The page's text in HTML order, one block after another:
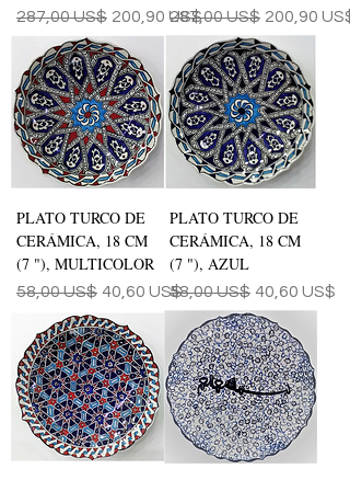
Precio
287,00 US$ Precio de oferta
200,90 US$
Precio
287,00 US$ Precio de
200,90 US$
PLATO TURCO DE
CERÁMICA, 18 CM
(7 "), MULTICOLOR
Precio
58,00 US$ Precio de oferta
40,60 US$
PLATO TURCO DE
CERÁMICA, 18 CM
(7 "), AZUL
Precio
58,00 US$ Precio de
40,60 US$